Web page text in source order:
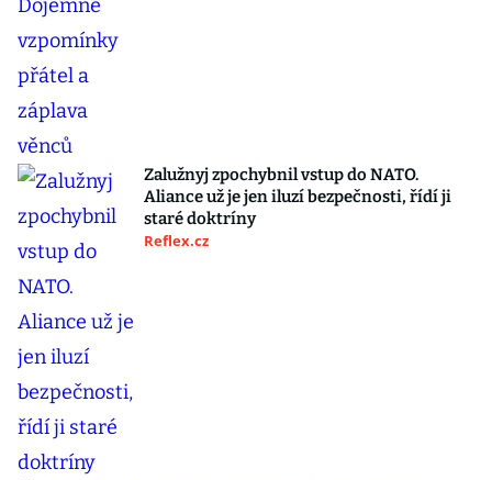
Zalužnyj zpochybnil vstup do NATO.
Aliance už je jen iluzí bezpečnosti, řídí ji
staré doktríny
Reflex.cz